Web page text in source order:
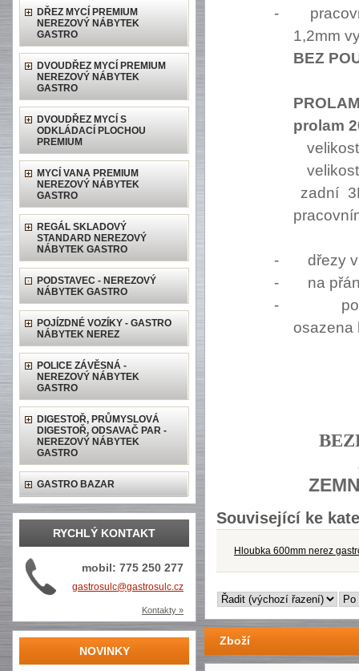
DŘEZ MYCÍ PREMIUM
NEREZOVÝ NÁBYTEK
GASTRO
DVOUDŘEZ MYCÍ PREMIUM
NEREZOVÝ NÁBYTEK
GASTRO
DVOUDŘEZ MYCÍ S
ODKLÁDACÍ PLOCHOU
PREMIUM
MYCÍ VANA PREMIUM
NEREZOVÝ NÁBYTEK
GASTRO
REGÁL SKLADOVÝ
STANDARD NEREZOVÝ
NÁBYTEK GASTRO
PODSTAVEC - NEREZOVÝ
NÁBYTEK GASTRO
POJÍZDNÉ VOZÍKY - GASTRO
NÁBYTEK NEREZ
POLICE ZÁVĚSNÁ -
NEREZOVÝ NÁBYTEK
GASTRO
DIGESTOŘ, PRŮMYSLOVÁ
DIGESTOŘ, ODSAVAČ PAR -
NEREZOVÝ NÁBYTEK
GASTRO
GASTRO BAZAR
RYCHLÝ KONTAKT
mobil: 775 250 277
gastrosulc@gastrosulc.cz
Kontakty »
NOVINKY
-
1,2mm
BEZ
prolam
zadní
-
dřezy
-
na
-
osazena
Související ke
Hloubka 600mm nerez
Zboží